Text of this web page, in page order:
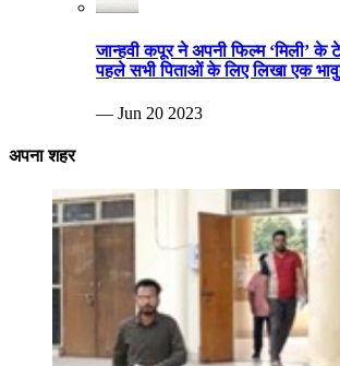
जान्हवी कपूर ने अपनी फिल्म ‘मिली’ के
पहले सभी पिताओं के लिए लिखा एक
— Jun 20 2023
अपना शहर